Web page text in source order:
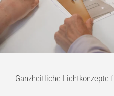
Ganzheitliche Lichtkonzepte